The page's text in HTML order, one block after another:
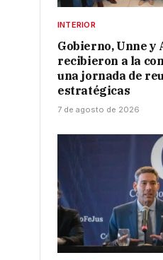
INTERIOR
Gobierno, Unne y
recibieron a la
una jornada de
estratégicas
7 de agosto de 2026